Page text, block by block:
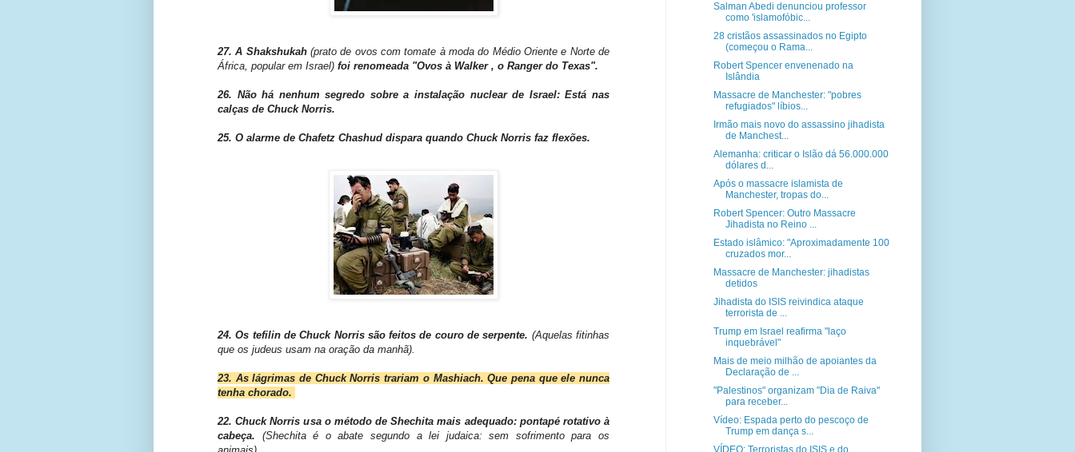
27. A Shakshukah (prato de ovos com tomate à moda do Médio Oriente e Norte de
África, popular em Israel) foi renomeada "Ovos à Walker , o Ranger do Texas".
26. Não há nenhum segredo sobre a instalação nuclear de Israel: Está nas
calças de Chuck Norris.
25. O alarme de Chafetz Chashud dispara quando Chuck Norris faz flexões.
24. Os tefilin de Chuck Norris são feitos de couro de serpente. (Aquelas fitinhas
que os judeus usam na oração da manhã).
23. As lágrimas de Chuck Norris trariam o Mashiach. Que pena que ele nunca
tenha chorado.
22. Chuck Norris usa o método de Shechita mais adequado: pontapé rotativo à
cabeça. (Shechita é o abate segundo a lei judaica: sem sofrimento para os
Salman Abedi denunciou professor
como 'islamofóbic...
28 cristãos assassinados no Egipto
(começou o Rama...
Robert Spencer envenenado na
Islândia
Massacre de Manchester: "pobres
refugiados" líbios...
Irmão mais novo do assassino jihadista
de Manchest...
Alemanha: criticar o Islão dá 56.000.000
dólares d...
Após o massacre islamista de
Manchester, tropas do...
Robert Spencer: Outro Massacre
Jihadista no Reino ...
Estado islâmico: "Aproximadamente 100
cruzados mor...
Massacre de Manchester: jihadistas
detidos
Jihadista do ISIS reivindica ataque
terrorista de ...
Trump em Israel reafirma "laço
inquebrável"
Mais de meio milhão de apoiantes da
Declaração de ...
"Palestinos" organizam "Dia de Raiva"
para receber...
Vídeo: Espada perto do pescoço de
Trump em dança s...